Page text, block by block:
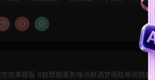
效果模板 8款模糊重影噪点醉酒梦境眩晕视频展示